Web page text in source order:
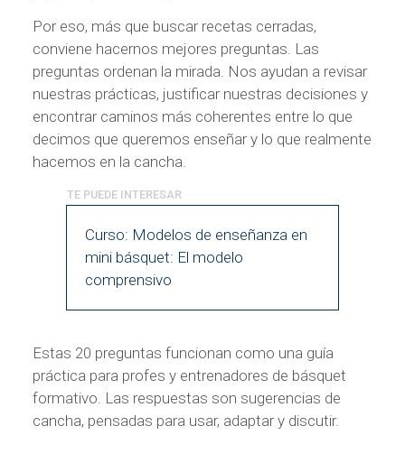
Por eso, más que buscar recetas cerradas,
conviene hacernos mejores preguntas. Las
preguntas ordenan la mirada. Nos ayudan a revisar
nuestras prácticas, justificar nuestras decisiones y
encontrar caminos más coherentes entre lo que
decimos que queremos enseñar y lo que realmente
hacemos en la cancha.
Curso: Modelos de enseñanza en
mini básquet: El modelo
comprensivo
Estas 20 preguntas funcionan como una guía
práctica para profes y entrenadores de básquet
formativo. Las respuestas son sugerencias de
cancha, pensadas para usar, adaptar y discutir.